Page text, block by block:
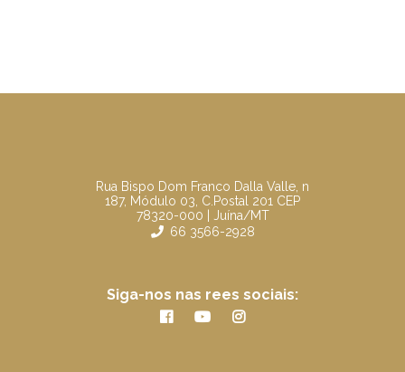
Rua Bispo Dom Franco Dalla Valle, n
187, Módulo 03, C.Postal 201 CEP
78320-000 | Juína/MT
66 3566-2928
Siga-nos nas rees sociais: